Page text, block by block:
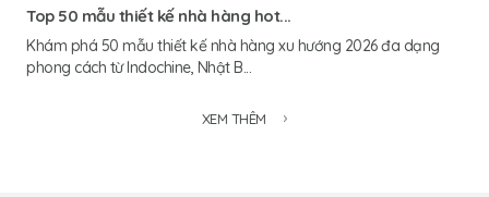
Top 50 mẫu thiết kế nhà hàng hot...
Khám phá 50 mẫu thiết kế nhà hàng xu hướng 2026 đa dạng
phong cách từ Indochine, Nhật B...
XEM THÊM